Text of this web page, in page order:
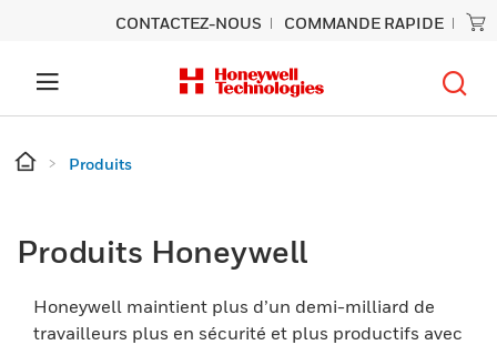
CONTACTEZ-NOUS COMMANDE RAPIDE
Produits
Produits Honeywell
Honeywell maintient plus d’un demi-milliard de
travailleurs plus en sécurité et plus productifs avec